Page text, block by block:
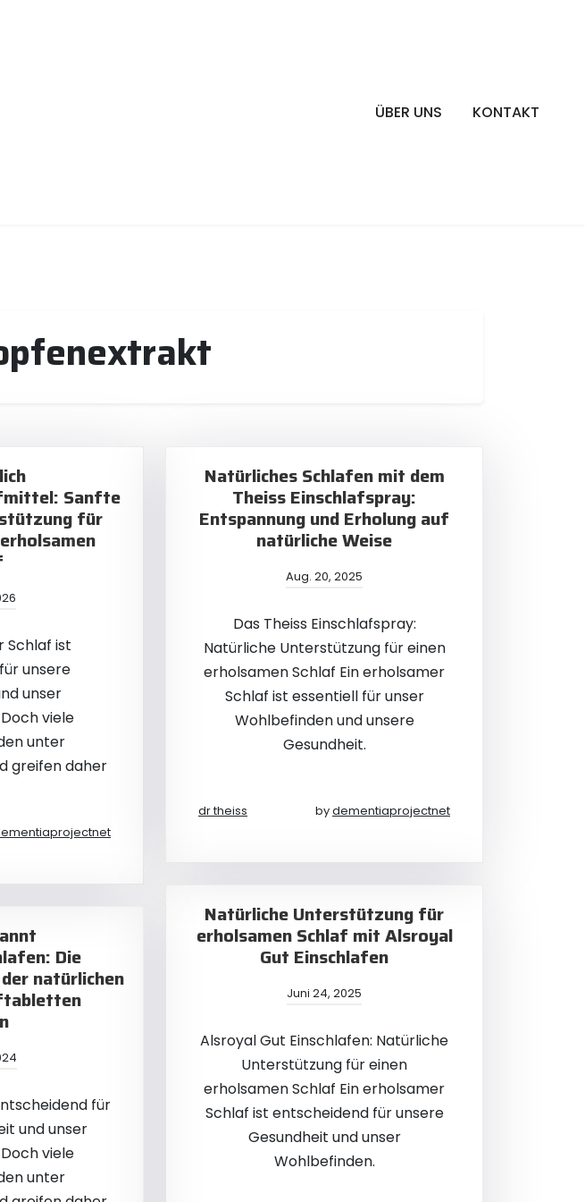
ÜBER UNS KONTAKT
Sanfte
für
Schlaf ist
unsere
unser
viele
unter
greifen daher
Natürliches Schlafen mit dem
Theiss Einschlafspray:
Entspannung und Erholung auf
natürliche Weise
Aug. 20, 2025
Das Theiss Einschlafspray:
Natürliche Unterstützung für einen
erholsamen Schlaf Ein erholsamer
Schlaf ist essentiell für unser
Wohlbefinden und unsere
Gesundheit.
dr theiss bydementiaprojectnet
Natürliche Unterstützung für
erholsamen Schlaf mit Alsroyal
Gut Einschlafen
Juni 24, 2025
Alsroyal Gut Einschlafen: Natürliche
Unterstützung für einen
erholsamen Schlaf Ein erholsamer
Schlaf ist entscheidend für unsere
Gesundheit und unser
Wohlbefinden.
Die
natürlichen
für
und unser
viele
unter